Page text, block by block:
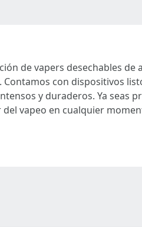
de vapers desechables
con dispositivos
y duraderos. Ya seas
vapeo en cualquier